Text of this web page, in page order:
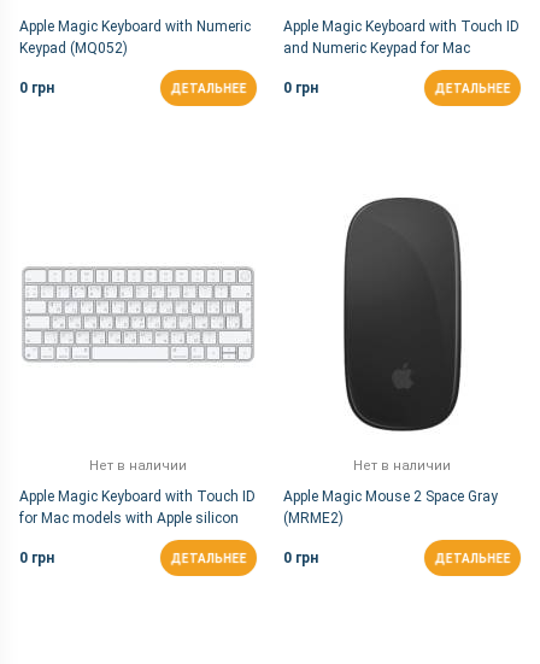
Apple Magic Keyboard with Numeric
Keypad (MQ052)
0 грн ДЕТАЛЬНЕЕ
Apple Magic Keyboard with Touch ID
and Numeric Keypad for Mac
models with Apple silicon (MK2C3)
0 грн
ДЕТАЛЬНЕЕ
Нет в наличии
Apple Magic Keyboard with Touch ID
for Mac models with Apple silicon
0 грн
ДЕТАЛЬНЕЕ
Нет в наличии
Apple Magic Mouse 2 Space Gray
(MRME2)
0 грн ДЕТАЛЬНЕЕ